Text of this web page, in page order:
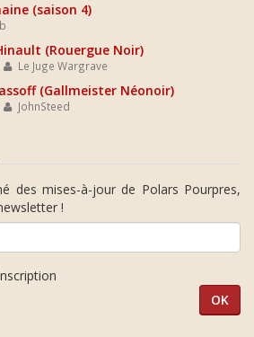
(saison 4)
(Rouergue Noir)
Le Juge Wargrave
(Gallmeister Néonoir)
JohnSteed
des mises-à-jour de Polars Pourpres,
!